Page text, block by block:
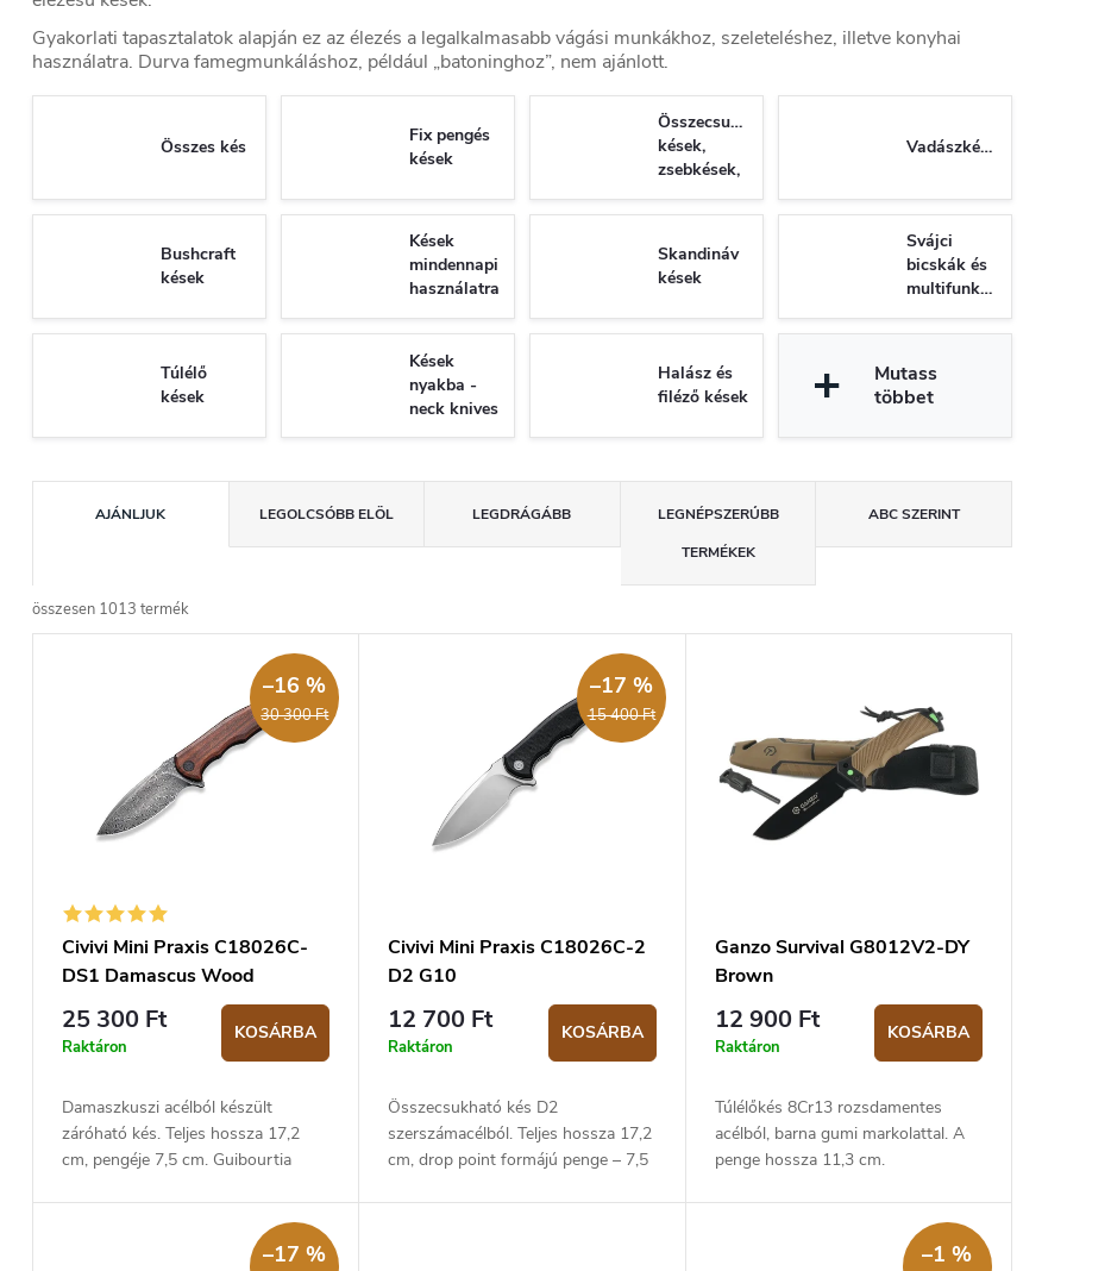
Gyakorlati tapasztalatok alapján ez az élezés a legalkalmasabb vágási munkákhoz, szeleteléshez, illetve konyhai
használatra. Durva famegmunkáláshoz, például „batoninghoz”, nem ajánlott.
Összes kés
Fix pengés
kések
Összecsukható
kések,
zsebkések,
Vadászkések
Bushcraft
kések
Kések
mindennapi
használatra
Skandináv
kések
Svájci
bicskák és
multifunkciós
Túlélő
kések
Kések
nyakba -
neck knives
Halász és
filéző kések
Mutass
többet
r
m
AJÁNLJUK LEGOLCSÓBB ELÖL LEGDRÁGÁBB
LEGNÉPSZERŰBB
TERMÉKEK
ABC SZERINT
összesen 1013 termék
a
30 300 Ft
–16 %
Civivi Mini Praxis C18026C-
DS1 Damascus Wood
25 300 Ft
Raktáron
KOSÁRBA
Damaszkuszi acélból készült
záróható kés. Teljes hossza 17,2
cm, pengéje 7,5 cm. Guibourtia
15 400 Ft
–17 %
Civivi Mini Praxis C18026C-2
D2 G10
12 700 Ft
Raktáron
KOSÁRBA
Összecsukható kés D2
szerszámacélból. Teljes hossza 17,2
cm, drop point formájú penge – 7,5
Ganzo Survival G8012V2-DY
Brown
12 900 Ft
Raktáron
KOSÁRBA
Túlélőkés 8Cr13 rozsdamentes
acélból, barna gumi markolattal. A
penge hossza 11,3 cm.
–17 % –1 %